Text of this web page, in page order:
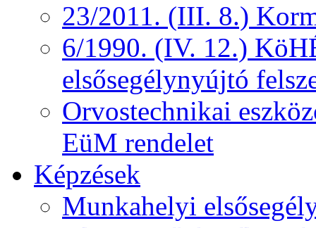
23/2011. (III. 8.)
6/1990. (IV. 12.)
elsősegélynyújtó
Orvostechnikai
EüM rendelet
Képzések
Munkahelyi